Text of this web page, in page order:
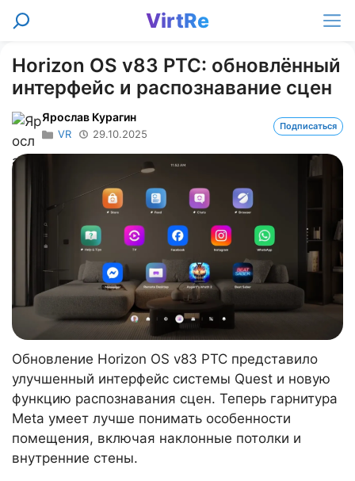
Перейти
VirtRe
Поиск
Horizon OS v83 PTC: обновлённый
интерфейс и распознавание сцен
Ярослав Курагин
VR 29.10.2025
Подписаться
Обновление Horizon OS v83 PTC представило
улучшенный интерфейс системы Quest и новую
функцию распознавания сцен. Теперь гарнитура
Meta умеет лучше понимать особенности
помещения, включая наклонные потолки и
внутренние стены.